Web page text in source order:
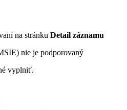
na stránku Detail záznamu
nie je podporovaný
vyplniť.